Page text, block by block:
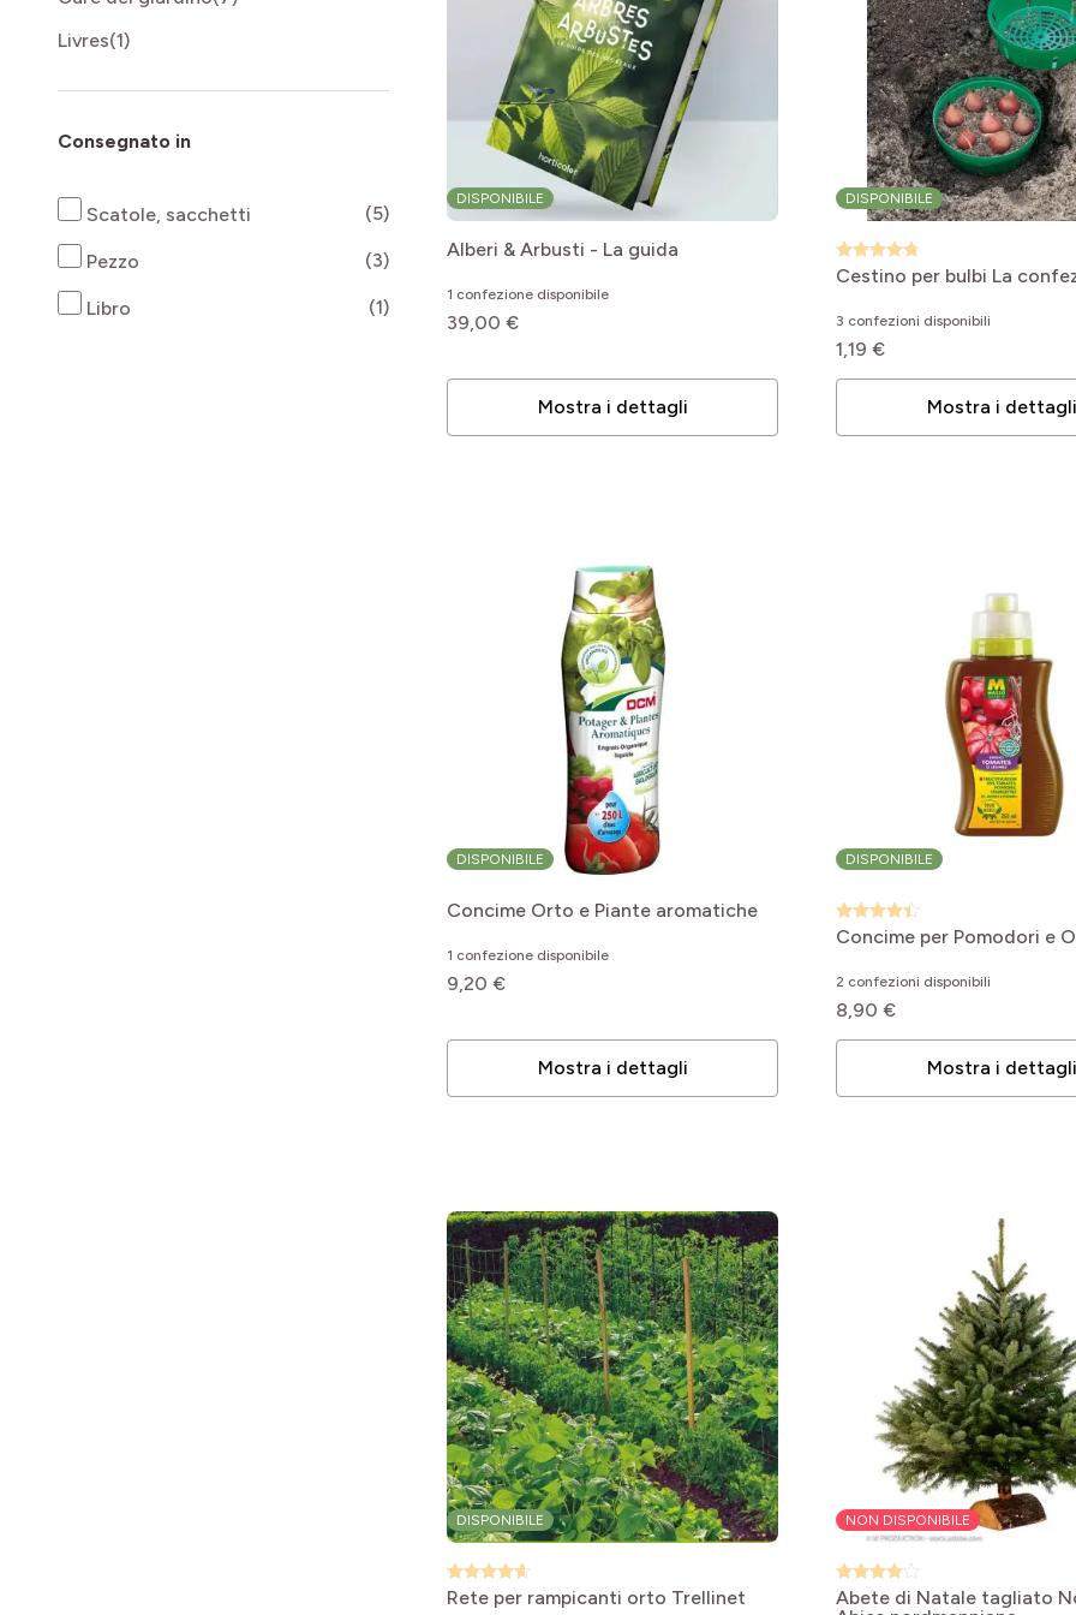
Livres(1)products available
Consegnato in
Scatole, sacchetti (5)products available
Pezzo (3)products available
Libro (1)products available
DISPONIBILE
Alberi & Arbusti - La guida
1 confezione disponibile
39,00 €
Mostra i dettagli
DISPONIBILE
Cestino per bulbi La
3 confezioni disponibili
1,19 €
Mostra i dettagli
DISPONIBILE
Concime Orto e Piante aromatiche
1 confezione disponibile
9,20 €
Mostra i dettagli
DISPONIBILE
Concime per Pomodori e
2 confezioni disponibili
8,90 €
Mostra i dettagli
DISPONIBILE
Rete per rampicanti orto Trellinet
NON DISPONIBILE
Abete di Natale tagliato